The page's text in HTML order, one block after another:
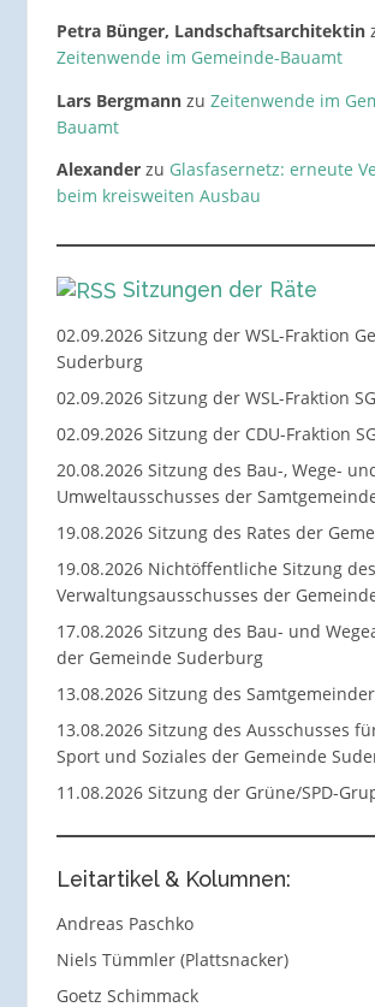
Petra Bünger, Landschaftsarchitektin
Zeitenwende im Gemeinde-Bauamt
Lars Bergmannzu Zeitenwende im
Bauamt
Alexanderzu Glasfasernetz: erneute
beim kreisweiten Ausbau
Sitzungen der Räte
02.09.2026 Sitzung der WSL-Fraktion
Suderburg
02.09.2026 Sitzung der WSL-Fraktion
02.09.2026 Sitzung der CDU-Fraktion
20.08.2026 Sitzung des Bau-, Wege-
Umweltausschusses der
19.08.2026 Sitzung des Rates der
19.08.2026 Nichtöffentliche Sitzung des
Verwaltungsausschusses der
17.08.2026 Sitzung des Bau- und
der Gemeinde Suderburg
13.08.2026 Sitzung des
13.08.2026 Sitzung des Ausschusses
Sport und Soziales der Gemeinde
11.08.2026 Sitzung der Grüne/SPD-
Leitartikel & Kolumnen:
Andreas Paschko
Niels Tümmler (Plattsnacker)
Goetz Schimmack